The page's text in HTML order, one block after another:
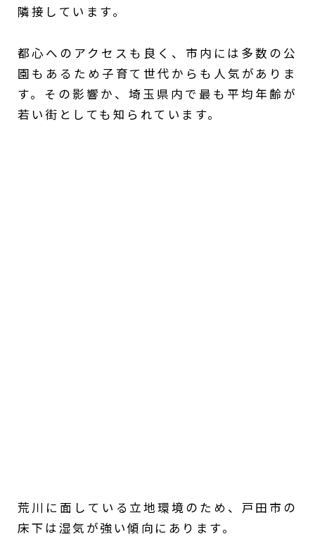
隣接しています。
都心へのアクセスも良く、市内には多数の公
園もあるため子育て世代からも人気がありま
す。その影響か、埼玉県内で最も平均年齢が
若い街としても知られています。
荒川に面している立地環境のため、戸田市の
床下は湿気が強い傾向にあります。